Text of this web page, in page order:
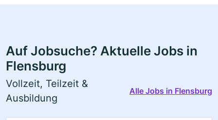
Auf Jobsuche? Aktuelle Jobs in
Flensburg
Vollzeit, Teilzeit &
Ausbildung
Alle Jobs in Flensburg